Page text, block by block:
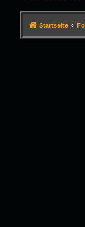
Startseite